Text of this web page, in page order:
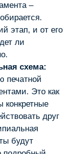
–
этап, и от его
ли
схема:
печатной
Это как
друг
будут